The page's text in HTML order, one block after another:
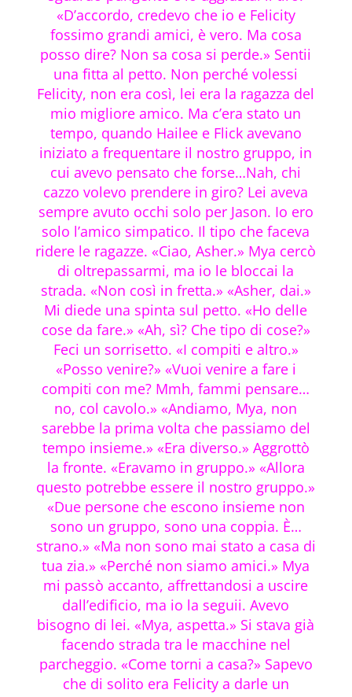
«D’accordo, credevo che io e Felicity
fossimo grandi amici, è vero. Ma cosa
posso dire? Non sa cosa si perde.» Sentii
una fitta al petto. Non perché volessi
Felicity, non era così, lei era la ragazza del
mio migliore amico. Ma c’era stato un
tempo, quando Hailee e Flick avevano
iniziato a frequentare il nostro gruppo, in
cui avevo pensato che forse…Nah, chi
cazzo volevo prendere in giro? Lei aveva
sempre avuto occhi solo per Jason. Io ero
solo l’amico simpatico. Il tipo che faceva
ridere le ragazze. «Ciao, Asher.» Mya cercò
di oltrepassarmi, ma io le bloccai la
strada. «Non così in fretta.» «Asher, dai.»
Mi diede una spinta sul petto. «Ho delle
cose da fare.» «Ah, sì? Che tipo di cose?»
Feci un sorrisetto. «I compiti e altro.»
«Posso venire?» «Vuoi venire a fare i
compiti con me? Mmh, fammi pensare…
no, col cavolo.» «Andiamo, Mya, non
sarebbe la prima volta che passiamo del
tempo insieme.» «Era diverso.» Aggrottò
la fronte. «Eravamo in gruppo.» «Allora
questo potrebbe essere il nostro gruppo.»
«Due persone che escono insieme non
sono un gruppo, sono una coppia. È…
strano.» «Ma non sono mai stato a casa di
tua zia.» «Perché non siamo amici.» Mya
mi passò accanto, affrettandosi a uscire
dall’edificio, ma io la seguii. Avevo
bisogno di lei. «Mya, aspetta.» Si stava già
facendo strada tra le macchine nel
parcheggio. «Come torni a casa?» Sapevo
che di solito era Felicity a darle un